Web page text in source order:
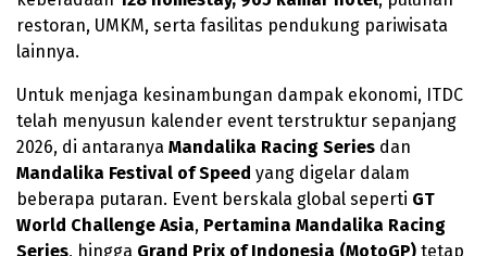
restoran, UMKM, serta fasilitas pendukung pariwisata
lainnya.
Untuk menjaga kesinambungan dampak ekonomi, ITDC
telah menyusun kalender event terstruktur sepanjang
2026, di antaranya Mandalika Racing Series dan
Mandalika Festival of Speed yang digelar dalam
beberapa putaran. Event berskala global seperti GT
World Challenge Asia, Pertamina Mandalika Racing
Series, hingga Grand Prix of Indonesia (MotoGP) tetap